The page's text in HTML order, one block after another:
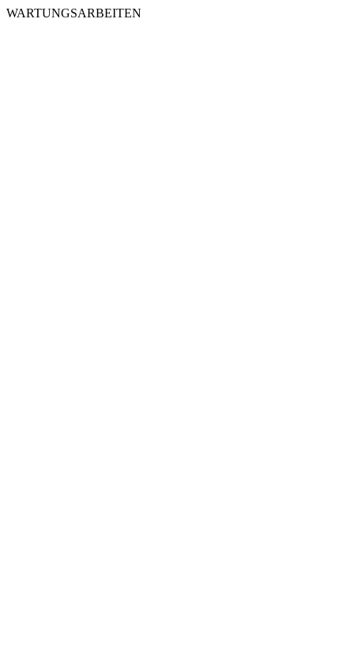
WARTUNGSARBEITEN